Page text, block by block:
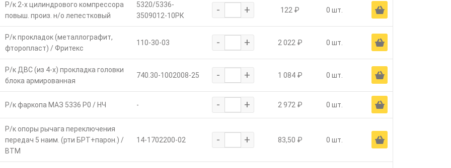
Р/к 2-х цилиндрового компрессора
повыш. произ. н/о лепестковый
5320/5336-
3509012-10РК
- + 122 ₽ 0 шт. Ä
Р/к прокладок (металлографит,
фторопласт) / Фритекс
110-30-03 - + 2 022 ₽ 0 шт. Ä
Р/к ДВС (из 4-х) прокладка головки
блока армированная
740.30-1002008-25 - + 1 084 ₽ 0 шт. Ä
Р/к фаркопа МАЗ 5336 Р0 / НЧ - - + 2 972 ₽ 0 шт. Ä
Р/к опоры рычага переключения
передач 5 наим. (рти БРТ+парон.) /
ВТМ
14-1702200-02 - + 83,50 ₽ 0 шт. Ä